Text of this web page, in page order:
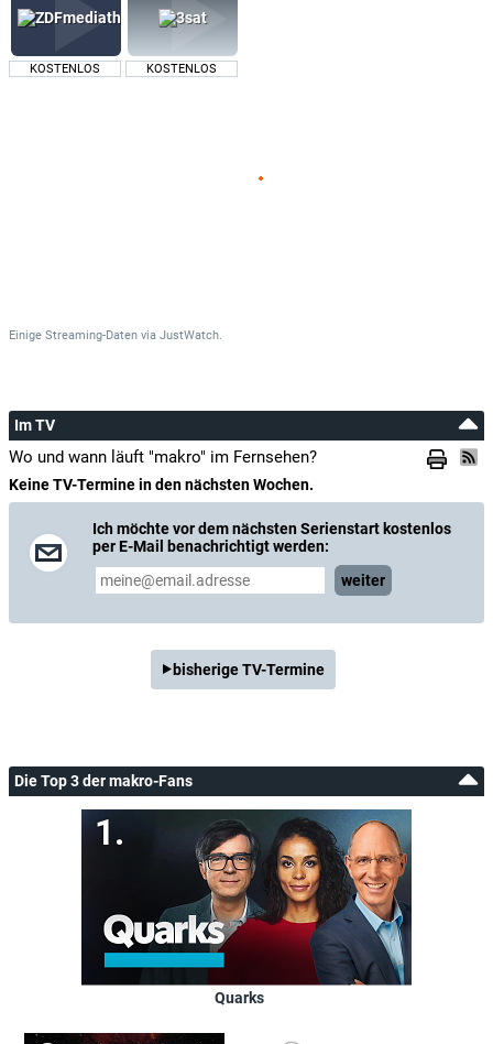
KOSTENLOS KOSTENLOS
Einige Streaming-Daten via JustWatch.
Im TV
Wo und wann läuft "makro" im Fernsehen?
Keine TV-Termine in den nächsten Wochen.
Ich möchte vor dem nächsten Serienstart kostenlos
per E-Mail benachrichtigt werden:
weiter
bisherige TV-Termine
Die Top 3 der makro-Fans
Quarks